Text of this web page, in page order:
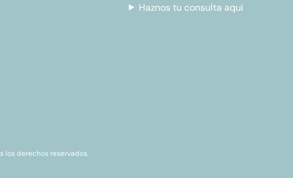
Haznos tu consulta aquí
los derechos reservados.